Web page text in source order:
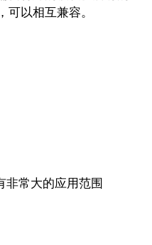
以相互兼容。
非常大的应用范围